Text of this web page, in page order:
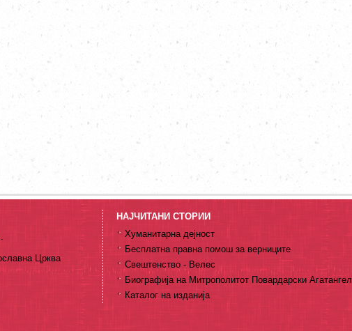
Црква
НАЈЧИТАНИ СТОРИИ
Хуманитарна дејност
Бесплатна правна помош за верниците
Свештенство - Велес
Биографија на Митрополитот Повардарски Агатангел
Каталог на изданија